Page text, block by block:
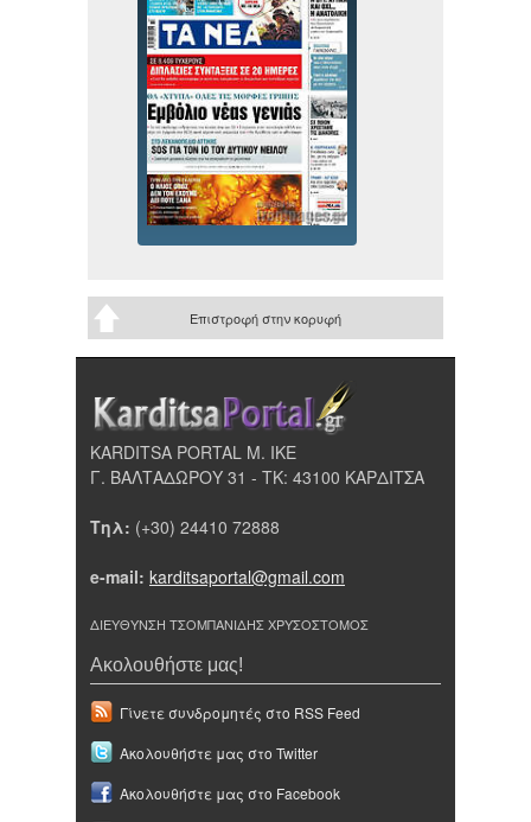
Επιστροφή στην κορυφή
KARDITSA PORTAL Μ. ΙΚΕ
Γ. ΒΑΛΤΑΔΩΡΟΥ 31 - ΤΚ: 43100 ΚΑΡΔΙΤΣΑ
Τηλ: (+30) 24410 72888
e-mail: karditsaportal@gmail.com
ΔΙΕΥΘΥΝΣΗ ΤΣΟΜΠΑΝΙΔΗΣ ΧΡΥΣΟΣΤΟΜΟΣ
Ακολουθήστε μας!
Γίνετε συνδρομητές στο RSS Feed
Ακολουθήστε μας στο Twitter
Ακολουθήστε μας στο Facebook